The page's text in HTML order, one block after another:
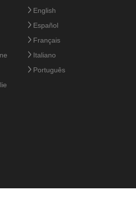
English
Español
Français
Italiano
Português